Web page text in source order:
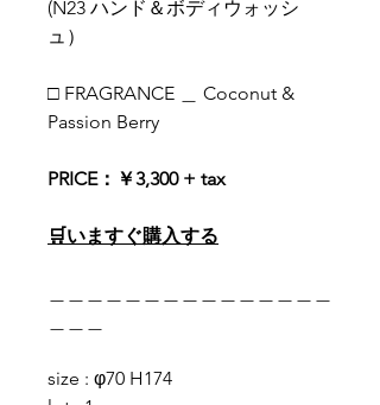
(N23 ハンド＆ボディウォッシ
ュ）
□ FRAGRANCE ＿ Coconut &
Passion Berry
PRICE：￥3,300 + tax
🛒いますぐ購入する
size : φ70 H174